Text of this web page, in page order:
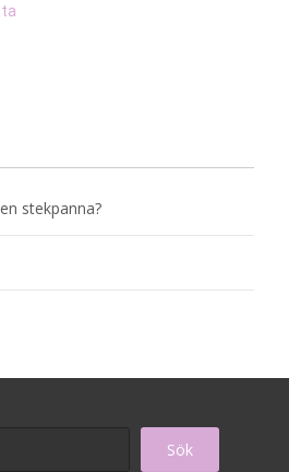
stekpanna?
Sök